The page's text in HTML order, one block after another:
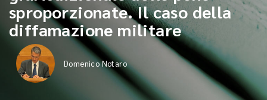
sproporzionate. Il caso della
diffamazione militare
Domenico Notaro